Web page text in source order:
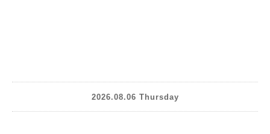
2026.08.06 Thursday